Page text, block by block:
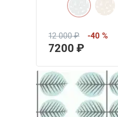
12 000 ₽ -40 %
7200 ₽